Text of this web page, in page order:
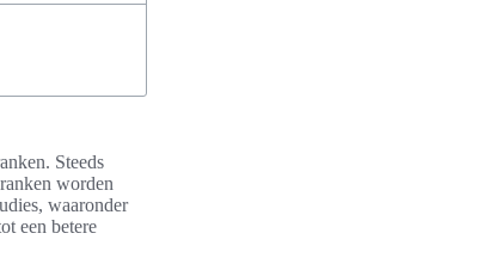
Steeds
worden
waaronder
een betere